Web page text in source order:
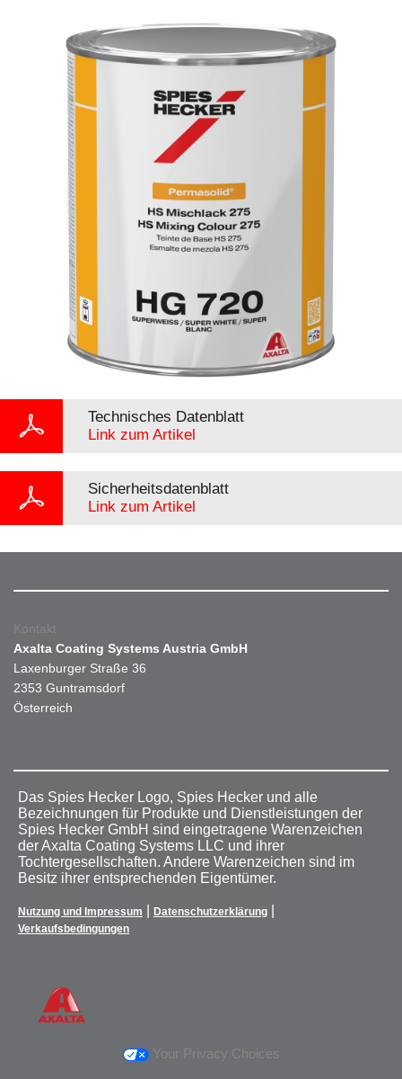
Technisches Datenblatt
Link zum Artikel
Sicherheitsdatenblatt
Link zum Artikel
Kontakt
Axalta Coating Systems Austria GmbH
Laxenburger Straße 36
2353 Guntramsdorf
Österreich
Das Spies Hecker Logo, Spies Hecker und alle
Bezeichnungen für Produkte und Dienstleistungen der
Spies Hecker GmbH sind eingetragene Warenzeichen
der Axalta Coating Systems LLC und ihrer
Tochtergesellschaften. Andere Warenzeichen sind im
Besitz ihrer entsprechenden Eigentümer.
Nutzung und Impressum Datenschutzerklärung
Verkaufsbedingungen
Your Privacy Choices